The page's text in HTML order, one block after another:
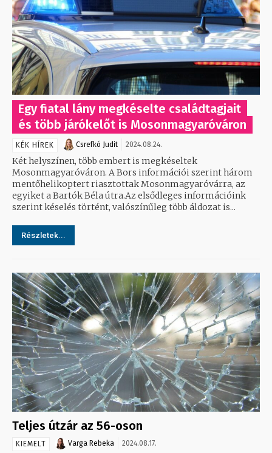
Egy fiatal lány megkéselte családtagjait
és több járókelőt is Mosonmagyaróváron
KÉK HÍREK Csrefkó Judit 2024.08.24.
Két helyszínen, több embert is megkéseltek
Mosonmagyaróváron. A Bors információi szerint három
mentőhelikoptert riasztottak Mosonmagyaróvárra, az
egyiket a Bartók Béla útra.Az elsődleges információink
szerint késelés történt, valószínűleg több áldozat is...
Részletek...
Teljes útzár az 56-oson
KIEMELT Varga Rebeka 2024.08.17.